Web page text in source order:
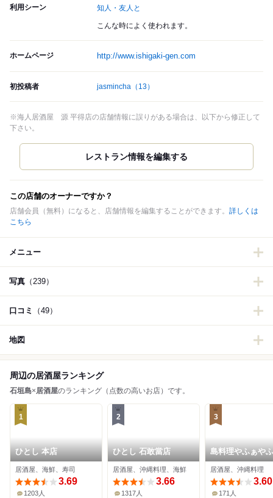
利用シーン 知人・友人と
こんな時によく使われます。
ホームページ http://www.ishigaki-gen.com
初投稿者 jasmincha （13）
※海人居酒屋 源 平得店の店舗情報に誤りがある場合は、以下から修正して
下さい。
この店舗のオーナーですか？
店舗会員（無料）になると、店舗情報を編集することができます。 詳しくは
こちら
メニュー
写真 （239）
口コミ （49）
地図
周辺の居酒屋ランキング
石垣島×居酒屋のランキング（点数の高いお店）です。
1
ひとし 本店
居酒屋、海鮮、寿司
3.69
1203人
2
ひとし 石敢當店
居酒屋、沖縄料理、海鮮
3.66
1317人
3
島料理やふぁや
居酒屋、沖縄料理
3.60
171人